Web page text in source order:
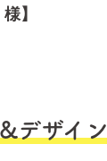
】
デザイン